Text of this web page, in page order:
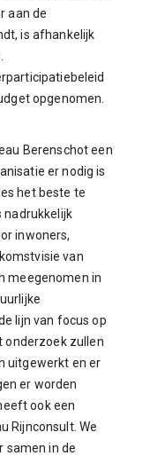
aan de
is afhankelijk
opgenomen.
Berenschot een
er nodig is
het beste te
nadrukkelijk
inwoners,
van
meegenomen in
lijn van focus op
onderzoek zullen
uitgewerkt en er
er worden
ook een
Rijnconsult.We
samen in de